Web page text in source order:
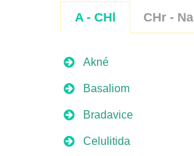
A - CHl CHr - Na
Akné
Basaliom
Bradavice
Celulitida